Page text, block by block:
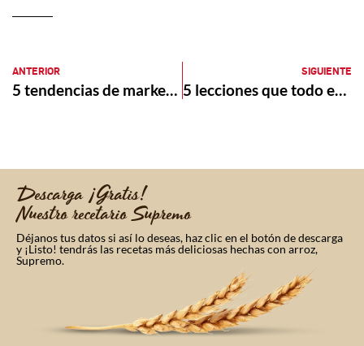
ANTERIOR
5 tendencias de marketing digital para 2021
SIGUIENTE
5 lecciones que todo emprendedor debe aplicar en 2021
Descarga ¡Gratis!
Nuestro recetario Supremo
Déjanos tus datos si así lo deseas, haz clic en el botón de descarga
y ¡Listo! tendrás las recetas más deliciosas hechas con arroz,
Supremo.